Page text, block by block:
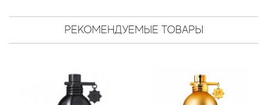
РЕКОМЕНДУЕМЫЕ ТОВАРЫ
Armaf